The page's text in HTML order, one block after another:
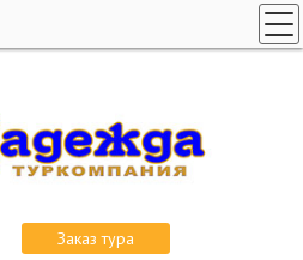
Заказ тура
ВИЗЫ